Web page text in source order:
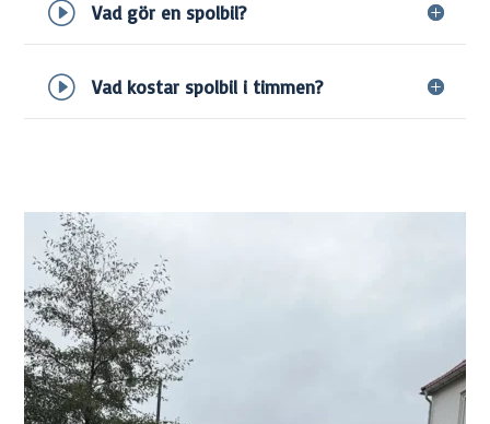
Vad gör en spolbil?
Vad kostar spolbil i timmen?